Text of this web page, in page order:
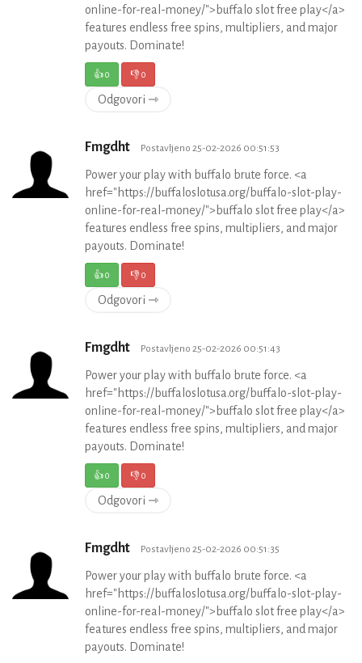
online-for-real-money/">buffalo slot free play</a>
features endless free spins, multipliers, and major
payouts. Dominate!
👍0 👎0
Odgovori ⇾
Fmgdht Postavljeno 25-02-2026 00:51:53
Power your play with buffalo brute force. <a
href="https://buffaloslotusa.org/buffalo-slot-play-
online-for-real-money/">buffalo slot free play</a>
features endless free spins, multipliers, and major
payouts. Dominate!
👍0 👎0
Odgovori ⇾
Fmgdht Postavljeno 25-02-2026 00:51:43
Power your play with buffalo brute force. <a
href="https://buffaloslotusa.org/buffalo-slot-play-
online-for-real-money/">buffalo slot free play</a>
features endless free spins, multipliers, and major
payouts. Dominate!
👍0 👎0
Odgovori ⇾
Fmgdht Postavljeno 25-02-2026 00:51:35
Power your play with buffalo brute force. <a
href="https://buffaloslotusa.org/buffalo-slot-play-
online-for-real-money/">buffalo slot free play</a>
features endless free spins, multipliers, and major
payouts. Dominate!